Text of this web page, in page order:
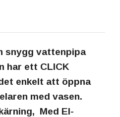
snygg vattenpipa
har ett CLICK
enkelt att öppna
med vasen.
Med El-